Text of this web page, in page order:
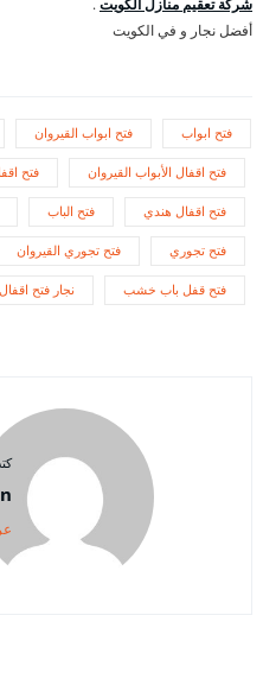
شركة تعقيم منازل الكويت.
أفضل نجار و في الكويت
فتح ابواب فتح ابواب القيروان
فتح اقفال الأبواب القيروان فتح
فتح اقفال هندي فتح الباب
فتح تجوري فتح تجوري القيروان
فتح قفل باب خشب نجار فتح اقفال